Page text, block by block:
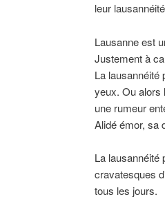
leur
Lausanne est
Justement à
La lausannéité
yeux. Ou alors
une rumeur
Alidé émor, sa
La lausannéité
cravatesques
tous les jours.